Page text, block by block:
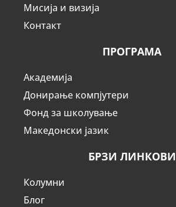
Мисија и визија
Контакт
ПРОГРАМА
Академија
Донирање компјутери
Фонд за школување
Македонски јазик
БРЗИ ЛИНКОВИ
Колумни
Блог